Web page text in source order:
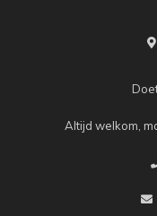
Altijd welkom,